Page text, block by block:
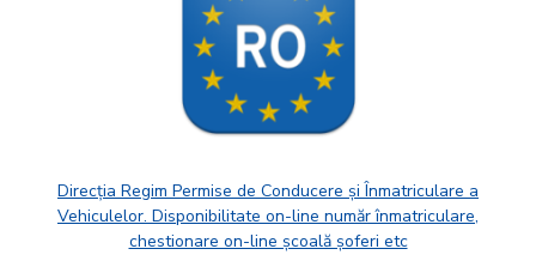
Direcția Regim Permise de Conducere și Înmatriculare a
Vehiculelor. Disponibilitate on-line număr înmatriculare,
chestionare on-line școală șoferi etc